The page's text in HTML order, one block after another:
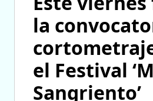
la
el Festival
Sangriento’